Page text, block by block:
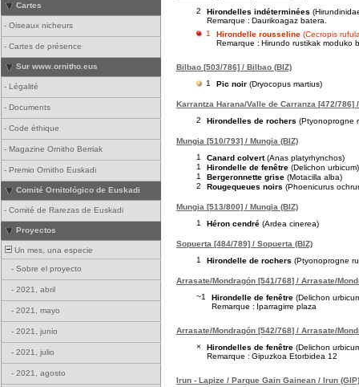
Cartes
- Oiseaux nicheurs
- Cartes de présence
Sur www.ornitho.eus
- Légalité
- Documents
- Code éthique
- Magazine Ornitho Berriak
- Premio Ornitho Euskadi
Comité Ornitológico de Euskadi
- Comité de Rarezas de Euskadi
Proyectos
Un mes, una especie
- Sobre el proyecto
- 2021, abril
- 2021, mayo
- 2021, junio
- 2021, julio
- 2021, agosto
2
Hirondelles indéterminées
Remarque : Daurikoagaz batera.
1
Hirondelle rousseline (Cecropis
Remarque : Hirundo rustikak moduko
Bilbao [503/786] / Bilbao (BIZ)
1
Pic noir (Dryocopus martius)
Karrantza Harana/Valle de Carranza [472/786]
2
Hirondelles de rochers (Ptyonoprogne
Mungia [510/793] / Mungia (BIZ)
1
Canard colvert (Anas platyrhynchos)
1
Hirondelle de fenêtre (Delichon urbicum)
1
Bergeronnette grise (Motacilla alba)
2
Rougequeues noirs (Phoenicurus
Mungia [513/800] / Mungia (BIZ)
1
Héron cendré (Ardea cinerea)
Sopuerta [484/789] / Sopuerta (BIZ)
1
Hirondelle de rochers (Ptyonoprogne
Arrasate/Mondragón [541/768] / Arrasate/
~1
Hirondelle de fenêtre (Delichon
Remarque : Iparragirre plaza
Arrasate/Mondragón [542/768] / Arrasate/
×
Hirondelles de fenêtre (Delichon
Remarque : Gipuzkoa Etorbidea 12
Irun - Lapize / Parque Gain Gainean / Irun (GIP)